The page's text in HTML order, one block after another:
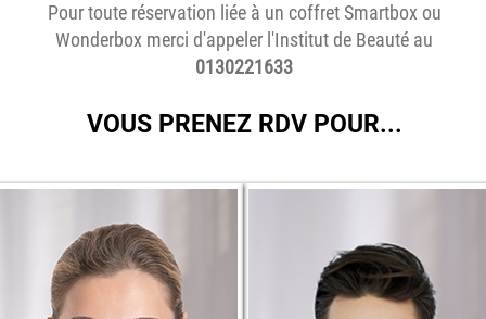
Pour toute réservation liée à un coffret Smartbox ou
Wonderbox merci d'appeler l'Institut de Beauté au
0130221633
VOUS PRENEZ RDV POUR...